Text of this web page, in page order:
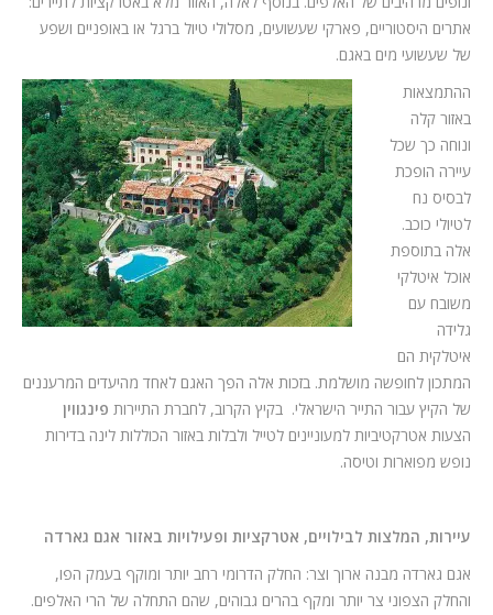
אתרים היסטוריים, פארקי שעשועים, מסלולי טיול ברגל או באופניים ושפע
של שעשועי מים באגם.
ההתמצאות
באזור קלה
ונוחה כך שכל
עיירה הופכת
לבסיס נח
לטיולי כוכב.
אלה בתוספת
אוכל איטלקי
משובח עם
גלידה
איטלקית הם
המתכון לחופשה מושלמת. בזכות אלה הפך האגם לאחד מהיעדים המרעננים
של הקיץ עבור התייר הישראלי. בקיץ הקרוב, לחברת התיירות פינגווין
הצעות אטרקטיביות למעוניינים לטייל ולבלות באזור הכוללות לינה בדירות
נופש מפוארות וטיסה.
עיירות, המלצות לבילויים, אטרקציות ופעילויות באזור אגם גארדה
אגם גארדה מבנה ארוך וצר: החלק הדרומי רחב יותר ומוקף בעמק הפו,
והחלק הצפוני צר יותר ומקף בהרים גבוהים, שהם התחלה של הרי האלפים.